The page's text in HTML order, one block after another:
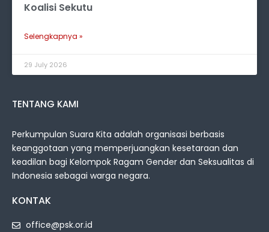
Koalisi Sekutu
Selengkapnya »
29 July 2026
TENTANG KAMI
Perkumpulan Suara Kita adalah organisasi berbasis
keanggotaan yang memperjuangkan kesetaraan dan
keadilan bagi Kelompok Ragam Gender dan Seksualitas di
Indonesia sebagai warga negara.
KONTAK
office@psk.or.id